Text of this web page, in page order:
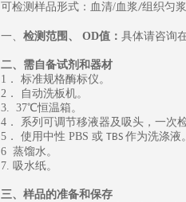
可检测样品形式：血清/血浆/组织匀浆
一、 检测范围、 OD值： 具体请咨询
二、需自备试剂和器材
1 ． 标准规格酶标仪。
2 ． 自动洗板机。
3. 37℃恒温箱。
4 ． 系列可调节移液器及吸头，一次
5 ． 使用中性 PBS 或 TBS 作为洗涤液。
6 蒸馏水。
7. 吸水纸。
三、样品的准备和保存